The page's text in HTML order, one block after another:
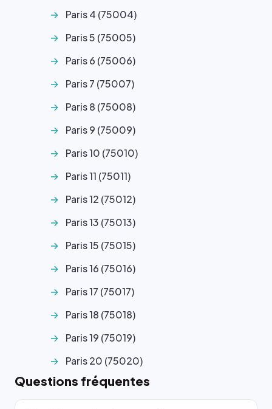
Paris 4 (75004)
Paris 5 (75005)
Paris 6 (75006)
Paris 7 (75007)
Paris 8 (75008)
Paris 9 (75009)
Paris 10 (75010)
Paris 11 (75011)
Paris 12 (75012)
Paris 13 (75013)
Paris 15 (75015)
Paris 16 (75016)
Paris 17 (75017)
Paris 18 (75018)
Paris 19 (75019)
Paris 20 (75020)
Questions fréquentes